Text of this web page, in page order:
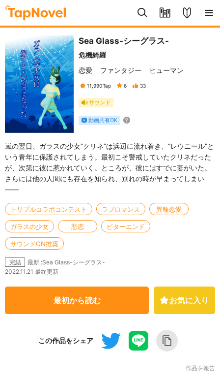
Sea Glass-シーグラス-
危機綺羅
恋愛
ファンタジー ヒューマン
11,990Tap 6 33
サウンド
動画共有OK
嵐の翌日、ガラスの少女“クリネ”は浜辺に流れ着き、“レウニール”と
いう青年に保護されてしまう。最初こそ警戒していたクリネだった
が、次第に彼に惹かれていく。ところが、彼にはすでに妻がいた。
さらには他の人間にも存在を知られ、別れの時が早まってしまい
――
トリプルコラボコンテスト ラブロマンス 異種恋愛
ガラスの少女 悲恋 ビターエンド
サウンドON推奨
完結
最新 :Sea Glass-シーグラス-
2022.11.21 最終更新
最初から読む お気に入り
この作品をシェア
作品を報告